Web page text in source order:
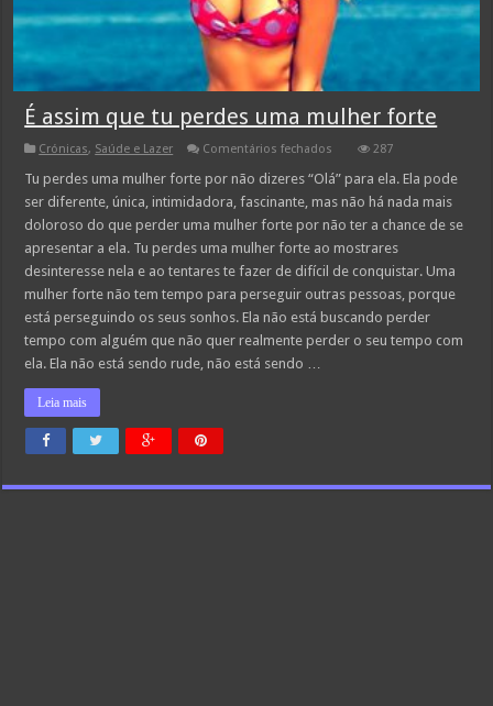
É assim que tu perdes uma mulher forte
Crónicas, Saúde e Lazer Comentários fechados
assim
que
tu
perdes
uma
mulher
forte
287
Tu perdes uma mulher forte por não dizeres “Olá” para ela. Ela pode
ser diferente, única, intimidadora, fascinante, mas não há nada mais
doloroso do que perder uma mulher forte por não ter a chance de se
apresentar a ela. Tu perdes uma mulher forte ao mostrares
desinteresse nela e ao tentares te fazer de difícil de conquistar. Uma
mulher forte não tem tempo para perseguir outras pessoas, porque
está perseguindo os seus sonhos. Ela não está buscando perder
tempo com alguém que não quer realmente perder o seu tempo com
ela. Ela não está sendo rude, não está sendo …
Leia mais